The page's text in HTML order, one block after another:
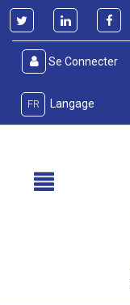
Se Connecter
FR Langage